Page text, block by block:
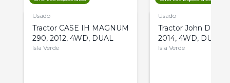
Usado
Tractor CASE IH MAGNUM
290, 2012, 4WD, DUAL
Isla Verde
Usado
Tractor John Deere
2014, 4WD, DUAL
Isla Verde